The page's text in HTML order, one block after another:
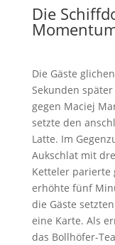
Die
Die Gäste
Sekunden
gegen Maciej
setzte den
Latte. Im
Aukschlat mit
Ketteler parierte
erhöhte fünf
die Gäste
eine Karte. Als
das Bollhöfer-